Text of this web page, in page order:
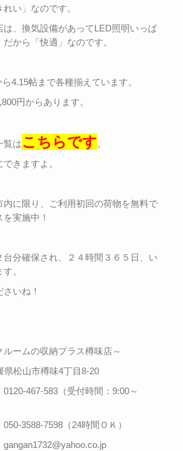
い」なのです。
は、換気設備があってLED照明いっぱ
から「快適」なのです。
4.15帖まで各種揃えています。
円からあります。
覧はこちらです。
きますよ。
内に限り、ご利用初回の荷物を無料で
実施中！
台分確保され、２４時間３６５日、い
。
いね！
ルームの収納プラス樽味店～
松山市樽味4丁目8-20
467-583（受付時間：9:00～
3588-7598（24時間ＯＫ）
gangan1732@yahoo.co.jp